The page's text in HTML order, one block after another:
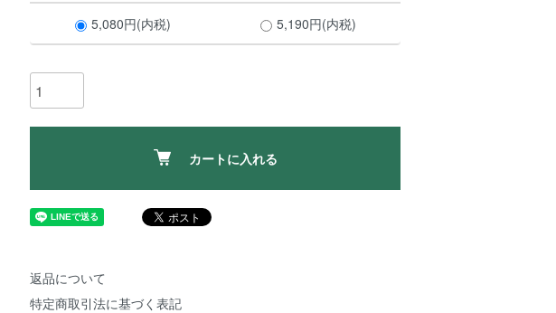
5,080円(内税) 5,190円(内税)
カートに入れる
返品について
特定商取引法に基づく表記